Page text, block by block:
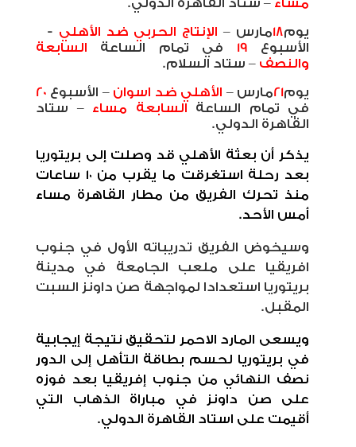
مساء – ستاد القاهرة الدولي.
يوم18مارس – الإنتاج الحربي ضد الأهلي -
الأسبوع 19 في تمام الساعة
السابعة
والنصف – ستاد السلام.
يوم21مارس – الأهلي ضد اسوان– الأسبوع 20
في تمام الساعة
السابعة مساء– ستاد
القاهرة الدولي.
يذكر أن بعثة الأهلي قد وصلت إلى بريتوريا
بعد رحلة استغرقت ما يقرب من ١٠ ساعات
منذ تحرك الفريق من مطار القاهرة مساء
أمس الأحد.
وسيخوض الفريق تدريباته الأول في جنوب
افريقيا على ملعب الجامعة في مدينة
بريتوريا استعدادا لمواجهة صن داونز السبت
المقبل.
ويسعى المارد الاحمر لتحقيق نتيجة إيجابية
في بريتوريا لحسم بطاقة التأهل إلى الدور
نصف النهائي من جنوب إفريقيا بعد فوزه
على صن داونز في مباراة الذهاب التي
أقيمت على استاد القاهرة الدولي.